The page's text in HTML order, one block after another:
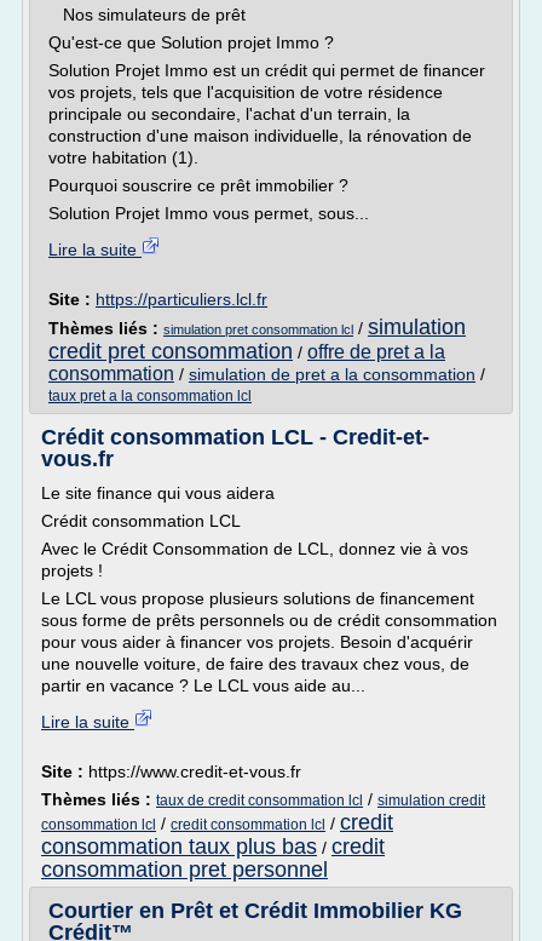
Nos simulateurs de prêt
Qu'est-ce que Solution projet Immo ?
Solution Projet Immo est un crédit qui permet de financer
vos projets, tels que l'acquisition de votre résidence
principale ou secondaire, l'achat d'un terrain, la
construction d'une maison individuelle, la rénovation de
votre habitation (1).
Pourquoi souscrire ce prêt immobilier ?
Solution Projet Immo vous permet, sous...
Lire la suite
Site : https://particuliers.lcl.fr
Thèmes liés : simulation pret consommation lcl / simulation
credit pret consommation / offre de pret a la
consommation / simulation de pret a la consommation /
taux pret a la consommation lcl
Crédit consommation LCL - Credit-et-
vous.fr
Le site finance qui vous aidera
Crédit consommation LCL
Avec le Crédit Consommation de LCL, donnez vie à vos
projets !
Le LCL vous propose plusieurs solutions de financement
sous forme de prêts personnels ou de crédit consommation
pour vous aider à financer vos projets. Besoin d'acquérir
une nouvelle voiture, de faire des travaux chez vous, de
partir en vacance ? Le LCL vous aide au...
Lire la suite
Site : https://www.credit-et-vous.fr
Thèmes liés : taux de credit consommation lcl / simulation credit
consommation lcl / credit consommation lcl / credit
consommation taux plus bas / credit
consommation pret personnel
Courtier en Prêt et Crédit Immobilier KG
Crédit™